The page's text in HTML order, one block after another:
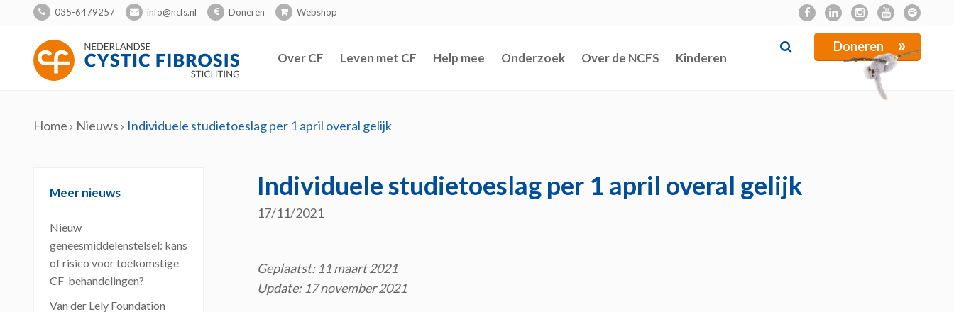
035-6479257 info@ncfs.nl Doneren Webshop
Doneren »
Over CF Leven met CF Help mee Onderzoek Over de NCFS Kinderen
Home › Nieuws › Individuele studietoeslag per 1 april overal gelijk
Individuele studietoeslag per 1 april overal gelijk
17/11/2021
Geplaatst: 11 maart 2021
Update: 17 november 2021
Meer nieuws
Nieuw
geneesmiddelenstelsel: kans
of risico voor toekomstige
CF-behandelingen?
Van der Lely Foundation